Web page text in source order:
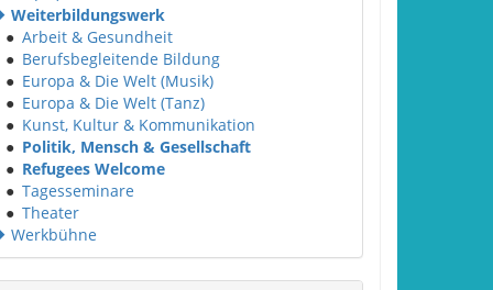
Weiterbildungswerk
● Arbeit & Gesundheit
● Berufsbegleitende Bildung
● Europa & Die Welt (Musik)
● Europa & Die Welt (Tanz)
● Kunst, Kultur & Kommunikation
● Politik, Mensch & Gesellschaft
● Refugees Welcome
● Tagesseminare
● Theater
Werkbühne